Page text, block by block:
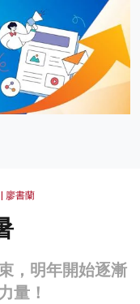
廖書蘭
，明年開始逐漸
量！